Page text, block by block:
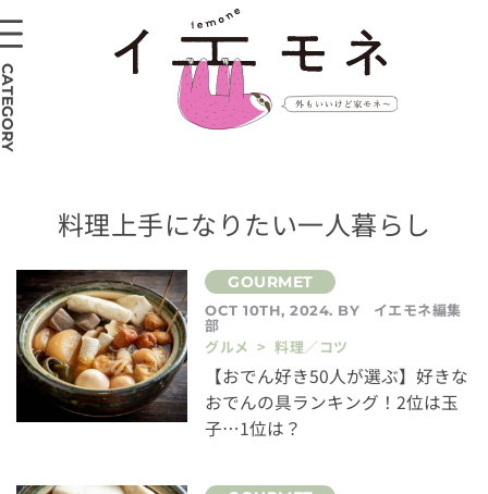
料理上手になりたい一人暮らし
OCT 10TH, 2024. BY イエモネ編集
部
グルメ > 料理／コツ
【おでん好き50人が選ぶ】好きな
おでんの具ランキング！2位は玉
子…1位は？